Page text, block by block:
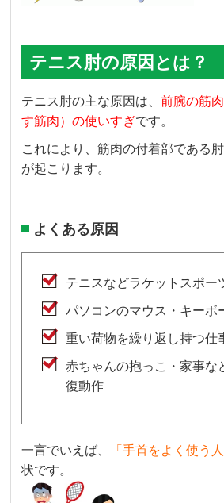
テニス肘の原因とは？
テニス肘の主な原因は、前腕の筋
す筋肉）の使いすぎです。
これにより、筋肉の付着部である
が起こります。
よくある原因
テニスなどラケットスポー
パソコンのマウス・キーボ
重い荷物を繰り返し持つ仕
赤ちゃんの抱っこ・家事な
復動作
一言でいえば、 「手首をよく使う人
状です。